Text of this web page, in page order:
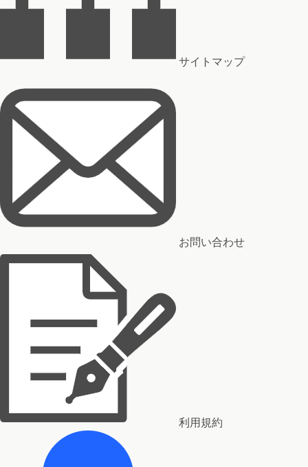
サイトマップ
お問い合わせ
利用規約